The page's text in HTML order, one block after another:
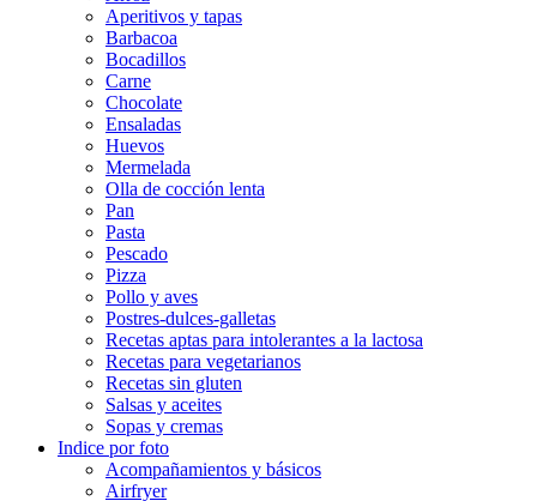
Aperitivos y tapas
Barbacoa
Bocadillos
Carne
Chocolate
Ensaladas
Huevos
Mermelada
Olla de cocción lenta
Pan
Pasta
Pescado
Pizza
Pollo y aves
Postres-dulces-galletas
Recetas aptas para intolerantes a la lactosa
Recetas para vegetarianos
Recetas sin gluten
Salsas y aceites
Sopas y cremas
Indice por foto
Acompañamientos y básicos
Airfryer